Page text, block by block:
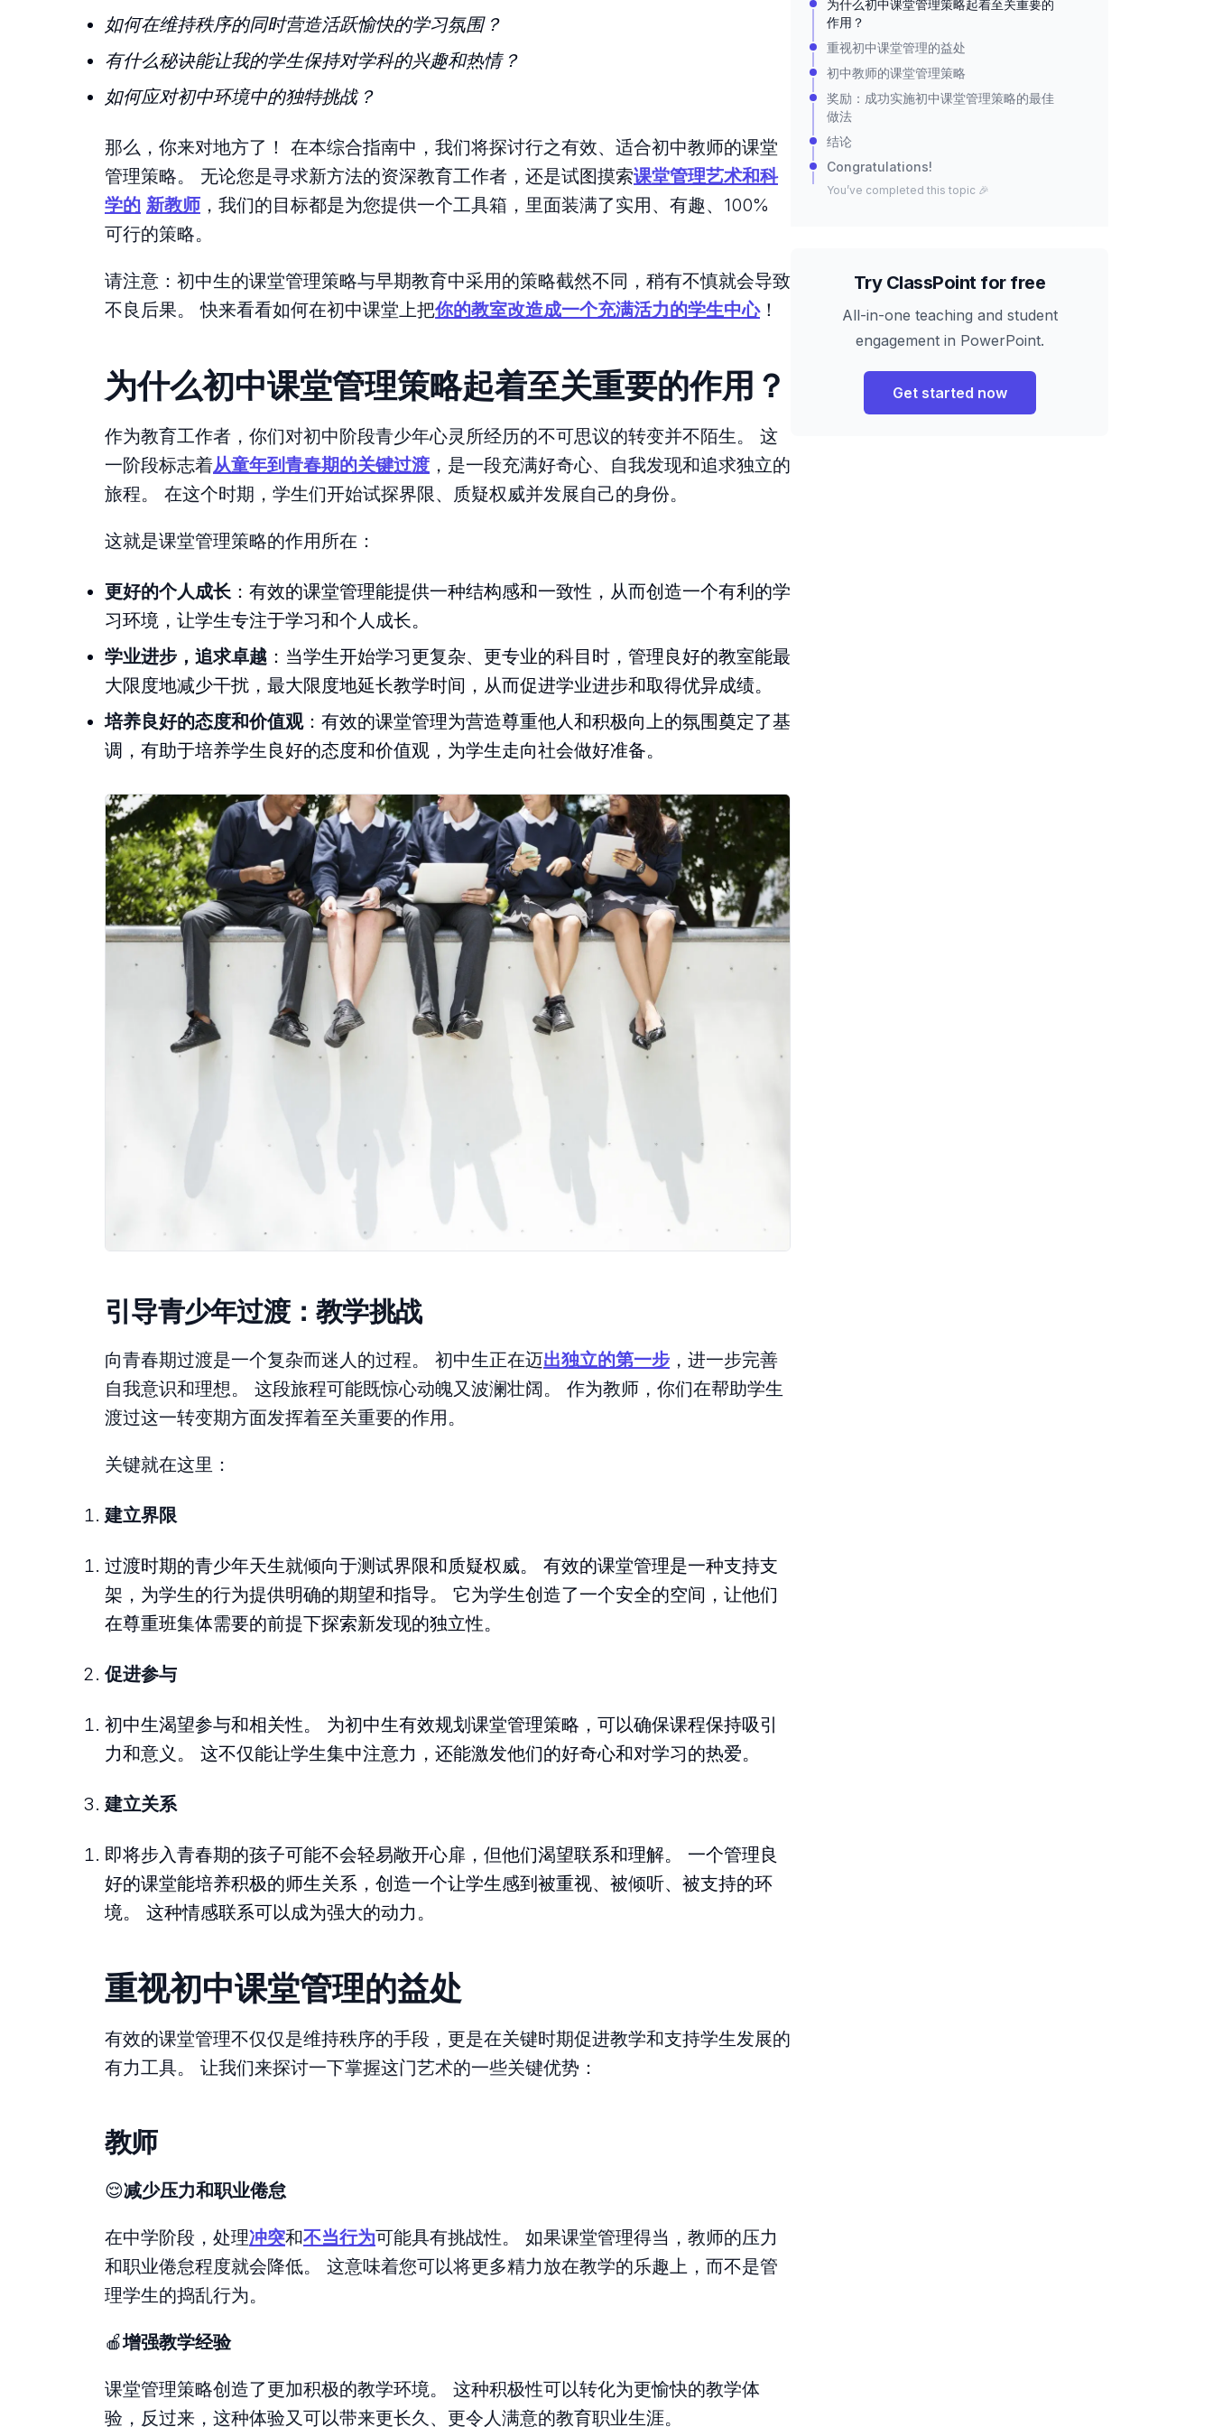
如何在维持秩序的同时营造活跃愉快的学习氛围？
有什么秘诀能让我的学生保持对学科的兴趣和热情？
如何应对初中环境中的独特挑战？
那么，你来对地方了！ 在本综合指南中，我们将探讨行之有效、适合初中教师的课堂
管理策略。 无论您是寻求新方法的资深教育工作者，还是试图摸索课堂管理艺术和科
学的 新教师 ，我们的目标都是为您提供一个工具箱，里面装满了实用、有趣、100%
可行的策略。
请注意：初中生的课堂管理策略与早期教育中采用的策略截然不同，稍有不慎就会导致
不良后果。 快来看看如何在初中课堂上把你的教室改造成一个充满活力的学生中心！
为什么初中课堂管理策略起着至关重要的作用？
作为教育工作者，你们对初中阶段青少年心灵所经历的不可思议的转变并不陌生。 这
一阶段标志着从童年到青春期的关键过渡 ，是一段充满好奇心、自我发现和追求独立的
旅程。 在这个时期，学生们开始试探界限、质疑权威并发展自己的身份。
这就是课堂管理策略的作用所在：
更好的个人成长 ：有效的课堂管理能提供一种结构感和一致性，从而创造一个有利的学
习环境，让学生专注于学习和个人成长。
学业进步，追求卓越 ：当学生开始学习更复杂、更专业的科目时，管理良好的教室能最
大限度地减少干扰，最大限度地延长教学时间，从而促进学业进步和取得优异成绩。
培养良好的态度和价值观：有效的课堂管理为营造尊重他人和积极向上的氛围奠定了基
调，有助于培养学生良好的态度和价值观，为学生走向社会做好准备。
引导青少年过渡：教学挑战
向青春期过渡是一个复杂而迷人的过程。 初中生正在迈出独立的第一步 ，进一步完善
自我意识和理想。 这段旅程可能既惊心动魄又波澜壮阔。 作为教师，你们在帮助学生
渡过这一转变期方面发挥着至关重要的作用。
关键就在这里：
建立界限
过渡时期的青少年天生就倾向于测试界限和质疑权威。 有效的课堂管理是一种支持支
架，为学生的行为提供明确的期望和指导。 它为学生创造了一个安全的空间，让他们
在尊重班集体需要的前提下探索新发现的独立性。
促进参与
初中生渴望参与和相关性。 为初中生有效规划课堂管理策略，可以确保课程保持吸引
力和意义。 这不仅能让学生集中注意力，还能激发他们的好奇心和对学习的热爱。
建立关系
即将步入青春期的孩子可能不会轻易敞开心扉，但他们渴望联系和理解。 一个管理良
好的课堂能培养积极的师生关系，创造一个让学生感到被重视、被倾听、被支持的环
境。 这种情感联系可以成为强大的动力。
重视初中课堂管理的益处
有效的课堂管理不仅仅是维持秩序的手段，更是在关键时期促进教学和支持学生发展的
有力工具。 让我们来探讨一下掌握这门艺术的一些关键优势：
教师
😌减少压力和职业倦怠
在中学阶段，处理冲突和不当行为可能具有挑战性。 如果课堂管理得当，教师的压力
和职业倦怠程度就会降低。 这意味着您可以将更多精力放在教学的乐趣上，而不是管
理学生的捣乱行为。
🍎增强教学经验
课堂管理策略创造了更加积极的教学环境。 这种积极性可以转化为更愉快的教学体
验，反过来，这种体验又可以带来更长久、更令人满意的教育职业生涯。
为什么初中课堂管理策略起着至关重要的
作用？
重视初中课堂管理的益处
初中教师的课堂管理策略
奖励：成功实施初中课堂管理策略的最佳
做法
结论
Congratulations!
You’ve completed this topic 🎉
Try ClassPoint for free
All-in-one teaching and student
engagement in PowerPoint.
Get started now